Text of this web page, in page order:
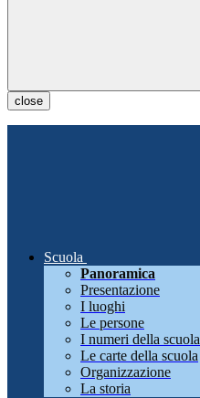
close
Scuola
Panoramica
Presentazione
I luoghi
Le persone
I numeri della scuola
Le carte della scuola
Organizzazione
La storia